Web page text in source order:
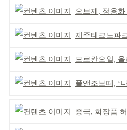
오브제, 정용화 홍
제주테크노파
모로칸오일, 올리
폴앤조보떼, ‘나네
중국, 화장품 허가·